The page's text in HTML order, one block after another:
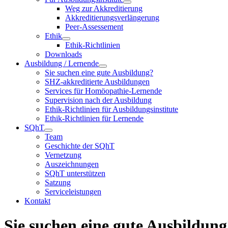
Weg zur Akkreditierung
Akkreditierungsverlängerung
Peer-Assessement
Ethik
Ethik-Richtlinien
Downloads
Ausbildung / Lernende
Sie suchen eine gute Ausbildung?
SHZ-akkreditierte Ausbildungen
Services für Homöopathie-Lernende
Supervision nach der Ausbildung
Ethik-Richtlinien für Ausbildungsinstitute
Ethik-Richtlinien für Lernende
SQhT
Team
Geschichte der SQhT
Vernetzung
Auszeichnungen
SQhT unterstützen
Satzung
Serviceleistungen
Kontakt